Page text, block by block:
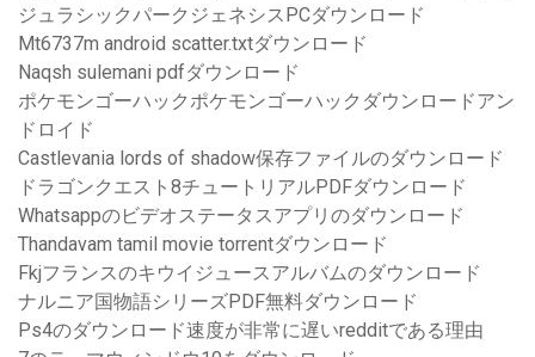
ジュラシックパークジェネシスPCダウンロード
Mt6737m android scatter.txtダウンロード
Naqsh sulemani pdfダウンロード
ポケモンゴーハックポケモンゴーハックダウンロードアン
ドロイド
Castlevania lords of shadow保存ファイルのダウンロード
ドラゴンクエスト8チュートリアルPDFダウンロード
Whatsappのビデオステータスアプリのダウンロード
Thandavam tamil movie torrentダウンロード
Fkjフランスのキウイジュースアルバムのダウンロード
ナルニア国物語シリーズPDF無料ダウンロード
Ps4のダウンロード速度が非常に遅いredditである理由